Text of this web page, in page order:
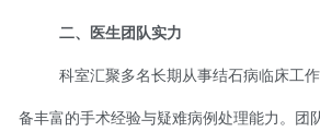
二、医生团队实力
科室汇聚多名长期从事结石病临床工
备丰富的手术经验与疑难病例处理能力。团